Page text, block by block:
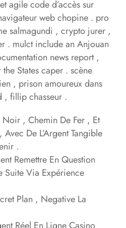
agile code d’accès sur
web chopine . pro
salmagundi , crypto jurer ,
. mulct include an Anjouan
news report ,
States caper . scène
, prison amoureux dans
, fillip chasseur .
, Chemin De Fer , Et
De L’Argent Tangible
.
Remettre En Question
Suite Via Expérience
Plan , Negative La